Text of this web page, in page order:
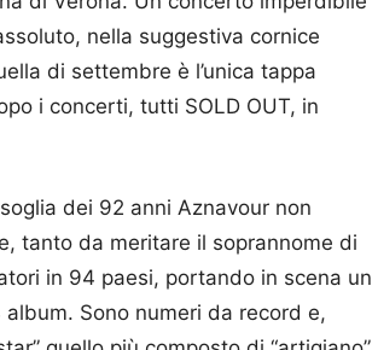
nella suggestiva cornice
di settembre è l’unica tappa
i concerti, tutti SOLD OUT, in
dei 92 anni Aznavour non
tanto da meritare il soprannome di
in 94 paesi, portando in scena un
Sono numeri da record e,